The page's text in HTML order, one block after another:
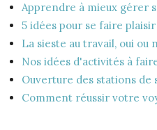
Apprendre à mieux gérer
5 idées pour se faire
La sieste au travail, oui ou
Nos idées d'activités à
Ouverture des stations de
Comment réussir votre